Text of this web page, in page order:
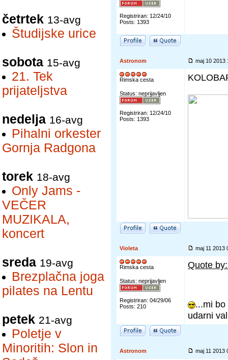
četrtek 13-avg
Študijske urice
sobota 15-avg
21. Tek
prijateljstva
nedelja 16-avg
Pihalni orkester
Gornja Radgona
torek 18-avg
Only Jams -
VEČER
MUZIKALA,
koncert
sreda 19-avg
Brezplačna joga
pilates na Lentu
petek 21-avg
Poletje v
Minoritih: Slon in
Registriran: 12/24/10
Posts: 1393
Astronom maj 10
Rimska cesta
Status: neprijavljen
Registriran: 12/24/10
Posts: 1393
Violeta maj 11
Rimska cesta
Status: neprijavljen
Registriran: 04/29/06
Posts: 210
Quote
...mi
udarni
Astronom maj 11